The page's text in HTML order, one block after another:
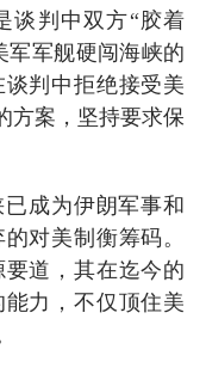
谈判中双方“胶着
军军舰硬闯海峡的
判中拒绝接受美
方案，坚持要求保
成为伊朗军事和
对美制衡筹码。
道，其在迄今的
力，不仅顶住美